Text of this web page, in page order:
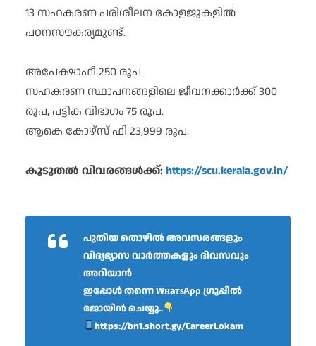
13 സഹകരണ പരിശീലന കോളജുകളിൽ
പഠനസൗകര്യമുണ്ട്.
അപേക്ഷാഫീ 250 രൂപ.
സഹകരണ സ്ഥാപനങ്ങളിലെ ജീവനക്കാർക്ക് 300
രൂപ, പട്ടിക വിഭാഗം 75 രൂപ.
ആകെ കോഴ്സ് ഫീ 23,999 രൂപ.
കൂടുതൽ വിവരങ്ങൾക്ക്:https://scu.kerala.gov.in/
പുതിയ തൊഴിൽ അവസരങ്ങളും
വിദ്യഭ്യാസ വാർത്തകളും ദിവസവും
അറിയാൻ
ഇപ്പോൾ തന്നെ WнaтѕAρρ ഗ്രൂപ്പിൽ
ജോയിൻ ചെയ്യൂ..
https://bn1.short.gy/CareerLokam